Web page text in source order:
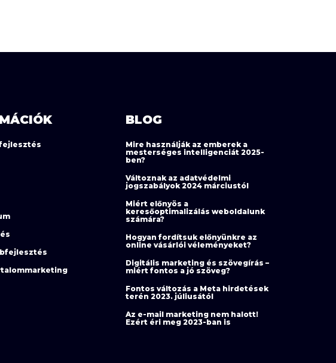
BLOG
Mire használják az emberek a
mesterséges intelligenciát 2025-
ben?
Változnak az adatvédelmi
jogszabályok 2024 márciustól
Miért előnyös a
keresőoptimalizálás weboldalunk
számára?
Hogyan fordítsuk előnyünkre az
online vásárlói véleményeket?
Digitális marketing és szövegírás –
miért fontos a jó szöveg?
Fontos változás a Meta hirdetések
terén 2023. júliusától
Az e-mail marketing nem halott!
Ezért éri meg 2023-ban is